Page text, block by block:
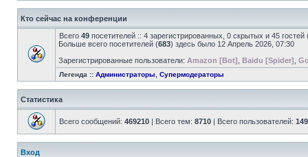
Кто сейчас на конференции
Всего 49 посетителей :: 4 зарегистрированных, 0 скрытых и 45
Больше всего посетителей (683) здесь было 12 Апрель 2026, 07:30
Зарегистрированные пользователи: Amazon [Bot] Baidu [Spider]
Легенда :: Администраторы Супермодераторы
Статистика
Всего сообщений: 469210 | Всего тем: 8710 | Всего пользователей:
Вход